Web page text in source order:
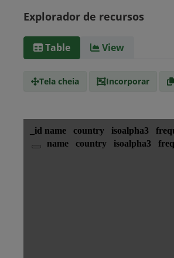
Uruguai
Venezuela
Suriname
Mídia
Explorador de recursos
Table View
Tela cheia Incorporar